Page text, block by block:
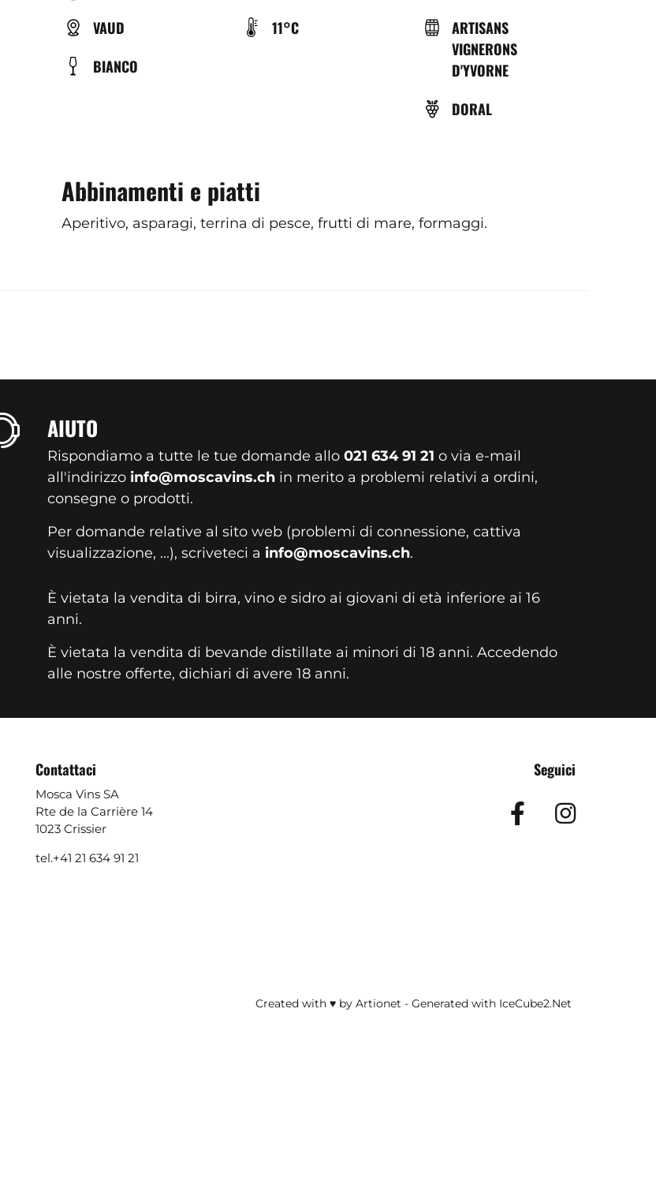
TYPE
BIÈRE
VAUD
COULEUR
BIANCO
TEMPÉRATURE
11°C
BRASSERIE
ARTISANS
VIGNERONS
D'YVORNE
VITIGNO
DORAL
Abbinamenti e piatti
Aperitivo, asparagi, terrina di pesce, frutti di mare, formaggi.
AIUTO
Rispondiamo a tutte le tue domande allo 021 634 91 21 o via e-mail
all'indirizzo info@moscavins.ch in merito a problemi relativi a ordini,
consegne o prodotti.
Per domande relative al sito web (problemi di connessione, cattiva
visualizzazione, ...), scriveteci a info@moscavins.ch.
È vietata la vendita di birra, vino e sidro ai giovani di età inferiore ai 16
anni.
È vietata la vendita di bevande distillate ai minori di 18 anni. Accedendo
alle nostre offerte, dichiari di avere 18 anni.
Contattaci
Mosca Vins SA
Rte de la Carrière 14
1023 Crissier
tel.+41 21 634 91 21
Seguici
Facebook
Created with ♥ by Artionet - Generated with IceCube2.Net